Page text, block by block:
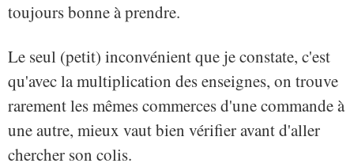
toujours bonne à prendre.
Le seul (petit) inconvénient que je constate, c'est
qu'avec la multiplication des enseignes, on trouve
rarement les mêmes commerces d'une commande à
une autre, mieux vaut bien vérifier avant d'aller
chercher son colis.